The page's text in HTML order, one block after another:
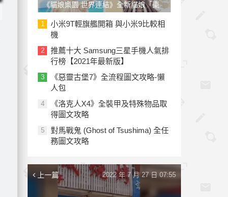
《貓娘樂園 世界連結》全新貓娘「棗
子」參戰！草莓、椰子泳裝新裝上線
1
小米9T輕旗艦開箱 與小米9比較相
機
2
推薦十大 Samsung三星手機人氣排
行榜【2021年最新版】
3
《惡靈古堡7》全流程圖文攻略-懶
人包
4
《洛克人X4》全裝甲及特殊物品取
得圖文攻略
5
對馬戰鬼 (Ghost of Tsushima) 全任
務圖文攻略
上一篇 2022 年 7 月 27 日 07:55